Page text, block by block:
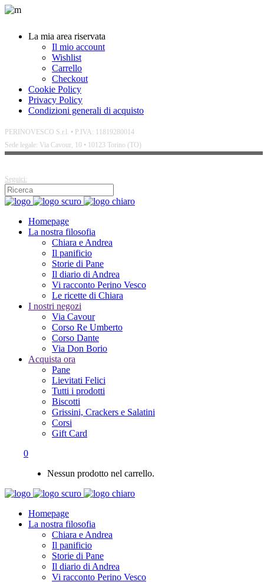
La mia area riservata
Il mio account
Wishlist
Carrello
Checkout
Cookie Policy
Privacy Policy
Condizioni generali di acquisto
PERINOVESCO S.r.l. • P.IVA: 11819280014
Sede legale: Via Cavour, 10 • 10123 Torino (TO)
Seguici:
Homepage
La nostra filosofia
Chiara e Andrea
Il panificio
Storie di Pane
Il diario di Andrea
Vi racconto Perino Vesco
Le ricette di Chiara
I nostri negozi
Via Cavour
Corso Re Umberto
Corso Dante
Via Don Borio
Acquista ora
Pane
Lievitati Felici
Tutti i prodotti
Biscotti
Grissini, Crackers e Salatini
Corsi
Gift Card
0
Nessun prodotto nel carrello.
Homepage
La nostra filosofia
Chiara e Andrea
Il panificio
Storie di Pane
Il diario di Andrea
Vi racconto Perino Vesco